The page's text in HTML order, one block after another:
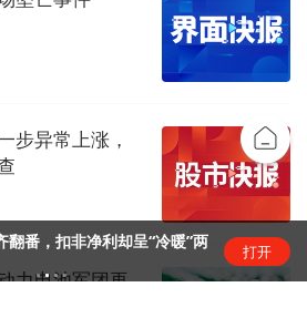
步异常上涨，
力电池军团再
翻番，扣非净利却呈“冷暖”两
打开